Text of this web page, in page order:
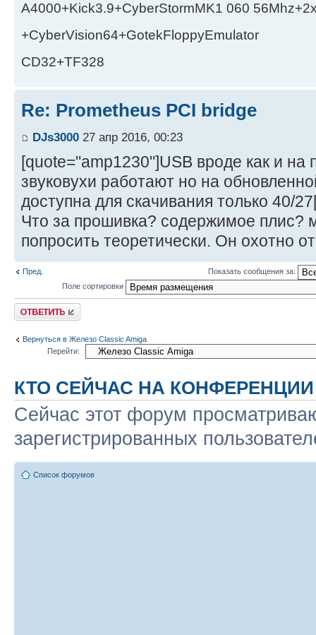
A4000+Kick3.9+CyberStormMK1 060
+CyberVision64+GotekFloppyEmulator
CD32+TF328
Re: Prometheus PCI bridge
DJs3000 27 апр 2016, 00:23
[quote="amp1230"]USB вроде как и на
звуковухи работают но на
доступна для скачивания только 40/
Что за прошивка? содержимое плис?
попросить теоретически. Он охотно
Пред.
Показать сообщения за:
Поле сортировки
Ответить
Вернуться в Железо Classic Amiga
Перейти:
КТО СЕЙЧАС НА КОНФЕРЕНЦИИ
Сейчас этот форум
зарегистрированных
Список форумов